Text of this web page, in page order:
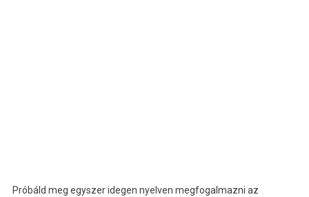
Próbáld meg egyszer idegen nyelven megfogalmazni az